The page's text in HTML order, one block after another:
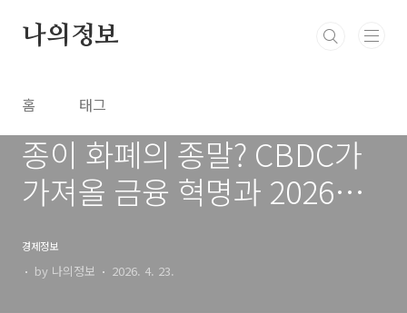
나의정보
홈 태그
종이 화폐의 종말? CBDC가
가져올 금융 혁명과 2026년
경제정보
by 나의정보 2026. 4. 23.